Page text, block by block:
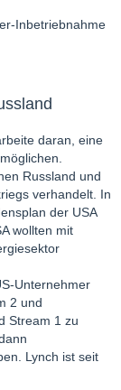
Inbetriebnahme
daran, eine
Russland und
verhandelt. In
der USA
wollten mit
Unternehmer
2 und
Stream 1 zu
Lynch ist seit